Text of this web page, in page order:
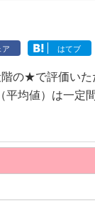
ア はてブ
の★で評価いた
均値）は一定